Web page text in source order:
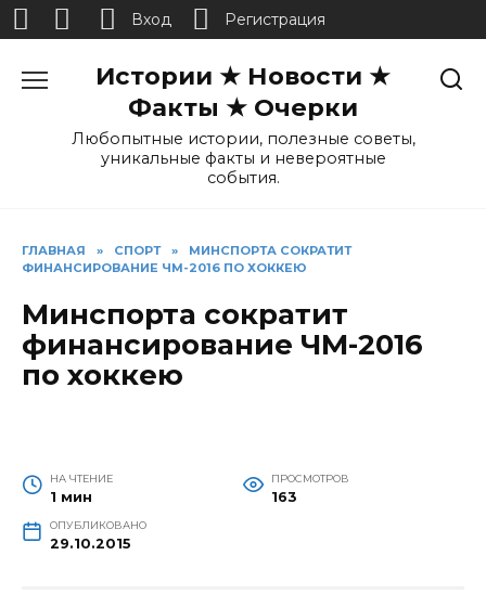
Истории ★ Новости ★
Факты ★ Очерки
Любопытные истории, полезные советы,
уникальные факты и невероятные
события.
ГЛАВНАЯ » СПОРТ »
МИНСПОРТА СОКРАТИТ
ФИНАНСИРОВАНИЕ ЧМ-2016 ПО ХОККЕЮ
Минспорта сократит
финансирование ЧМ-2016
по хоккею
НА ЧТЕНИЕ
1 мин
ПРОСМОТРОВ
163
ОПУБЛИКОВАНО
29.10.2015
Вход Регистрация